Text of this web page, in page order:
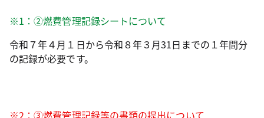
※1：②燃費管理記録シートについて
令和７年４月１日から令和８年３月31日までの１年間分
の記録が必要です。
※2：③燃費管理記録等の書類の提出について